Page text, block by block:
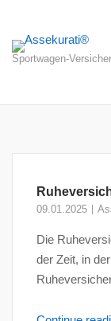
content
Sportwagen-
09.01.2025
Die
der Zeit, in